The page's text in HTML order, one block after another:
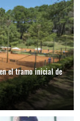
el tramo inicial de